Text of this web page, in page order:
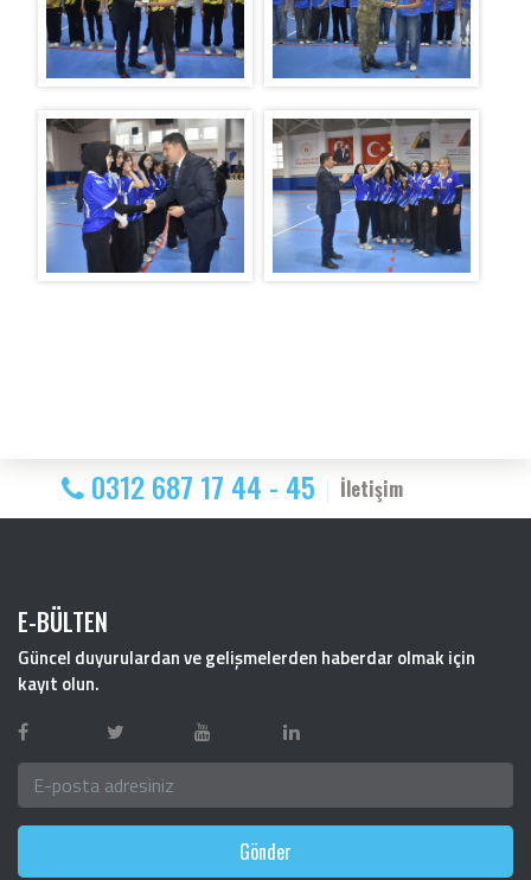
0312 687 17 44 - 45 İletişim
E-BÜLTEN
Güncel duyurulardan ve gelişmelerden haberdar olmak için
kayıt olun.
Gönder